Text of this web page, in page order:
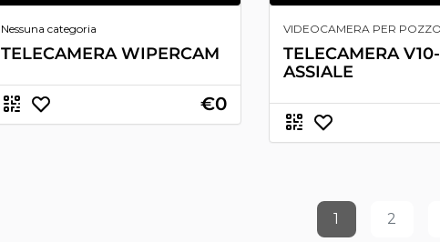
Nessuna categoria
TELECAMERA WIPERCAM
€0
VIDEOCAMERA PER POZZO
TELECAMERA V10-
ASSIALE
1 2